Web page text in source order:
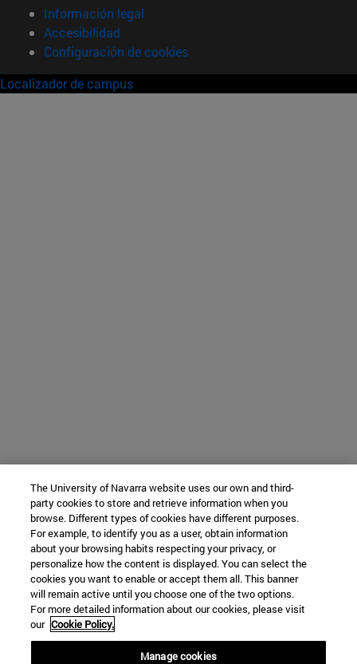
Información legal
Accesibilidad
Configuración de cookies
Localizador de campus
The University of Navarra website uses our own and third-
party cookies to store and retrieve information when you
browse. Different types of cookies have different purposes.
For example, to identify you as a user, obtain information
about your browsing habits respecting your privacy, or
personalize how the content is displayed. You can select the
cookies you want to enable or accept them all. This banner
will remain active until you choose one of the two options.
For more detailed information about our cookies, please visit
our Cookie Policy.
Manage cookies